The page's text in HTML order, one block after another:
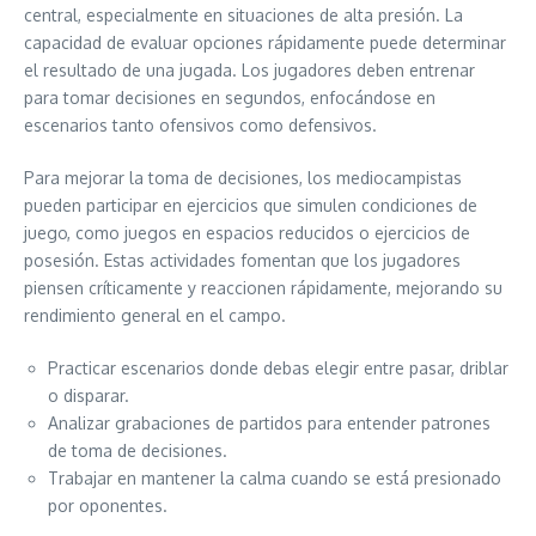
central, especialmente en situaciones de alta presión. La
capacidad de evaluar opciones rápidamente puede determinar
el resultado de una jugada. Los jugadores deben entrenar
para tomar decisiones en segundos, enfocándose en
escenarios tanto ofensivos como defensivos.
Para mejorar la toma de decisiones, los mediocampistas
pueden participar en ejercicios que simulen condiciones de
juego, como juegos en espacios reducidos o ejercicios de
posesión. Estas actividades fomentan que los jugadores
piensen críticamente y reaccionen rápidamente, mejorando su
rendimiento general en el campo.
Practicar escenarios donde debas elegir entre pasar, driblar
o disparar.
Analizar grabaciones de partidos para entender patrones
de toma de decisiones.
Trabajar en mantener la calma cuando se está presionado
por oponentes.